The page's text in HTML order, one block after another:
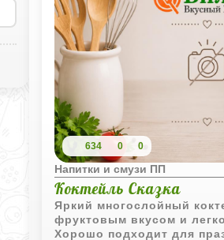
634 0 0
Напитки и смузи ПП
Коктейль Сказка
Яркий многослойный
фруктовым вкусом и
Хорошо подходит для